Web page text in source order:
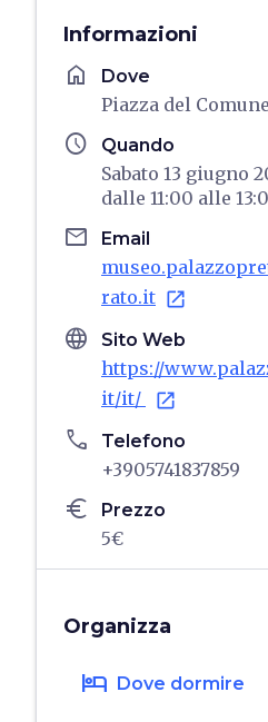
Informazioni
home Dove
Piazza del
schedule Quando
Sabato 13 giugno
dalle 11:00 alle
email Email
rato.it open_in_new
language Sito Web
https://
it/it/
open_in_new
phone Telefono
+3905741837859
euro Prezzo
5€
Organizza
hotel Dove dormire